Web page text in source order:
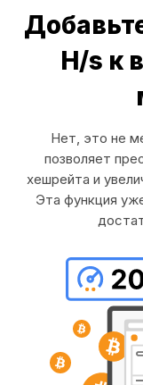
H/s к
Нет, это не
позволяет
хешрейта и
Эта функция